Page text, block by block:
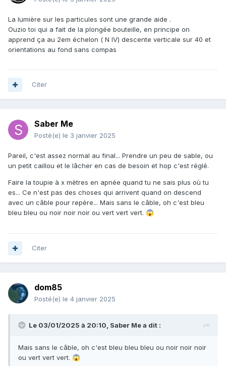
La lumière sur les particules sont une grande aide .
Ouzio toi qui a fait de la plongée bouteille, en principe on
apprend ça au 2em échelon ( N IV) descente verticale sur 40 et
orientations au fond sans compas
Citer
Saber Me
Posté(e) le 3 janvier 2025
Pareil, c'est assez normal au final... Prendre un peu de sable, ou
un petit caillou et le lâcher en cas de besoin et hop c'est réglé.
Faire la toupie à x mètres en apnée quand tu ne sais plus où tu
es... Ce n'est pas des choses qui arrivent quand on descend
avec un câble pour repère... Mais sans le câble, oh c'est bleu
bleu bleu ou noir noir noir ou vert vert vert. 😱
Citer
dom85
Posté(e) le 4 janvier 2025
Le 03/01/2025 à 20:10, Saber Mea dit :
Mais sans le câble, oh c'est bleu bleu bleu ou noir noir noir
ou vert vert vert. 😱